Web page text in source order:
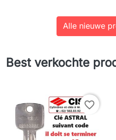
Alle nieuwe
Best verkochte
favorite_border